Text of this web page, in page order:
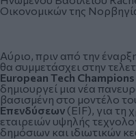
Οικονομικών της
Αύριο, πριν από την
θα συμμετάσχει στην
European Tech
δημιουργεί μια νέα
βασισμένη στο μοντέλο
Επενδύσεων (EIF), για τη
εταιρειών υψηλής
δημόσιων και ιδιωτικών